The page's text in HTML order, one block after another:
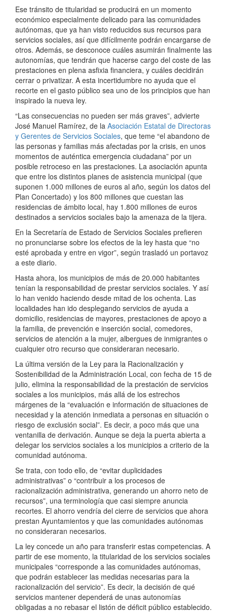
Ese tránsito de titularidad se producirá en un momento
económico especialmente delicado para las comunidades
autónomas, que ya han visto reducidos sus recursos para
servicios sociales, así que difícilmente podrán encargarse de
otros. Además, se desconoce cuáles asumirán finalmente las
autonomías, que tendrán que hacerse cargo del coste de las
prestaciones en plena asfixia financiera, y cuáles decidirán
cerrar o privatizar. A esta incertidumbre no ayuda que el
recorte en el gasto público sea uno de los principios que han
inspirado la nueva ley.
“Las consecuencias no pueden ser más graves”, advierte
José Manuel Ramírez, de la Asociación Estatal de Directoras
y Gerentes de Servicios Sociales, que teme “el abandono de
las personas y familias más afectadas por la crisis, en unos
momentos de auténtica emergencia ciudadana” por un
posible retroceso en las prestaciones. La asociación apunta
que entre los distintos planes de asistencia municipal (que
suponen 1.000 millones de euros al año, según los datos del
Plan Concertado) y los 800 millones que cuestan las
residencias de ámbito local, hay 1.800 millones de euros
destinados a servicios sociales bajo la amenaza de la tijera.
En la Secretaría de Estado de Servicios Sociales prefieren
no pronunciarse sobre los efectos de la ley hasta que “no
esté aprobada y entre en vigor”, según trasladó un portavoz
a este diario.
Hasta ahora, los municipios de más de 20.000 habitantes
tenían la responsabilidad de prestar servicios sociales. Y así
lo han venido haciendo desde mitad de los ochenta. Las
localidades han ido desplegando servicios de ayuda a
domicilio, residencias de mayores, prestaciones de apoyo a
la familia, de prevención e inserción social, comedores,
servicios de atención a la mujer, albergues de inmigrantes o
cualquier otro recurso que consideraran necesario.
La última versión de la Ley para la Racionalización y
Sostenibilidad de la Administración Local, con fecha de 15 de
julio, elimina la responsabilidad de la prestación de servicios
sociales a los municipios, más allá de los estrechos
márgenes de la “evaluación e información de situaciones de
necesidad y la atención inmediata a personas en situación o
riesgo de exclusión social”. Es decir, a poco más que una
ventanilla de derivación. Aunque se deja la puerta abierta a
delegar los servicios sociales a los municipios a criterio de la
comunidad autónoma.
Se trata, con todo ello, de “evitar duplicidades
administrativas” o “contribuir a los procesos de
racionalización administrativa, generando un ahorro neto de
recursos”, una terminología que casi siempre anuncia
recortes. El ahorro vendría del cierre de servicios que ahora
prestan Ayuntamientos y que las comunidades autónomas
no consideraran necesarios.
La ley concede un año para transferir estas competencias. A
partir de ese momento, la titularidad de los servicios sociales
municipales “corresponde a las comunidades autónomas,
que podrán establecer las medidas necesarias para la
racionalización del servicio”. Es decir, la decisión de qué
servicios mantener dependerá de unas autonomías
obligadas a no rebasar el listón de déficit público establecido.